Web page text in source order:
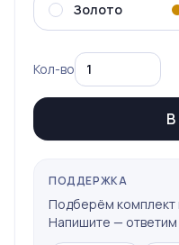
Золото
Кол-во
В
ПОДДЕРЖКА
Подберём
Напишите —